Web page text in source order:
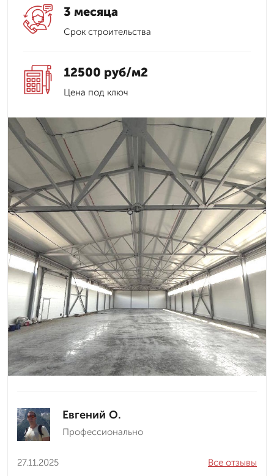
3 месяца
Срок строительства
12500 руб/м2
Цена под ключ
Евгений О.
Профессионально
27.11.2025
Все отзывы